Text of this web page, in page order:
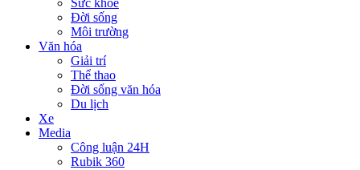
Sức khỏe
Đời sống
Môi trường
Văn hóa
Giải trí
Thể thao
Đời sống văn hóa
Du lịch
Xe
Media
Công luận 24H
Rubik 360